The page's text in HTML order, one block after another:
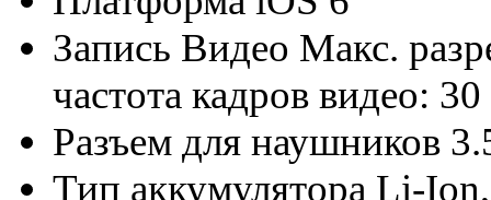
Запись Видео Макс.
частота кадров видео:
Разъем для наушников
Тип аккумулятора Li-